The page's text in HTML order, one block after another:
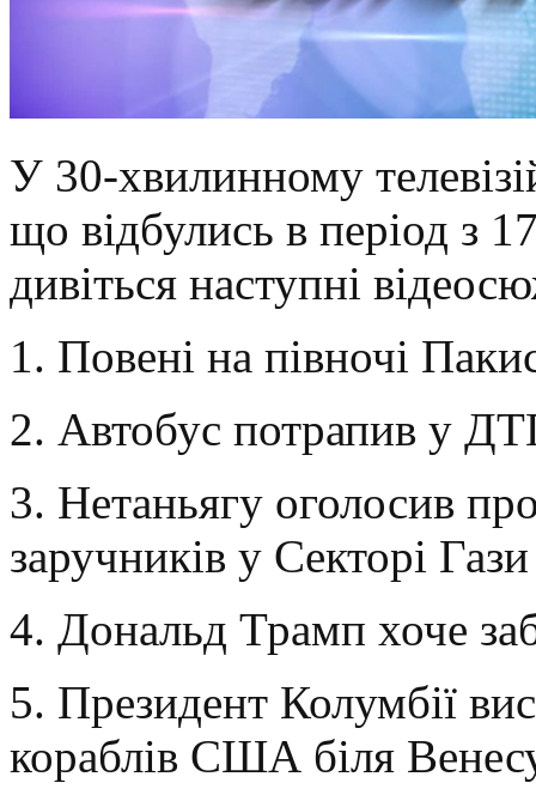
У 30-хвилинному
що відбулись в період з
дивіться наступні
1. Повені на півночі
2. Автобус потрапив у
3. Нетаньягу оголосив
заручників у Секторі Гази
4. Дональд Трамп хоче
5. Президент Колумбії
кораблів США біля